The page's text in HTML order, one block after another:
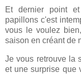
Et dernier point
papillons c'est
vous le voulez
saison en créant de
Je vous retrouve la
et une surprise que